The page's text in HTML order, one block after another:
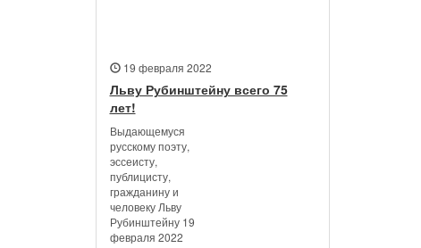
19 февраля 2022
Льву Рубинштейну всего 75
лет!
Выдающемуся
русскому поэту,
эссеисту,
публицисту,
гражданину и
человеку Льву
Рубинштейну 19
февраля 2022